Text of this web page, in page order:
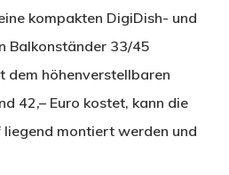
kompakten DigiDish- und
Balkonständer 33/45
dem höhenverstellbaren
42,– Euro kostet, kann die
montiert werden und